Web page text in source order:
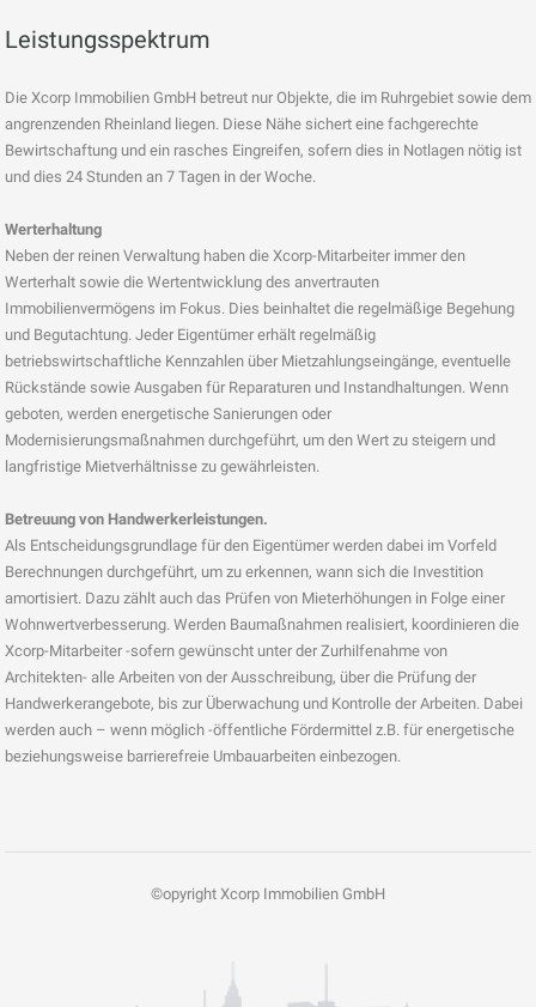
Leistungsspektrum
Die Xcorp Immobilien GmbH betreut nur Objekte, die im Ruhrgebiet sowie dem
angrenzenden Rheinland liegen. Diese Nähe sichert eine fachgerechte
Bewirtschaftung und ein rasches Eingreifen, sofern dies in Notlagen nötig ist
und dies 24 Stunden an 7 Tagen in der Woche.
Werterhaltung
Neben der reinen Verwaltung haben die Xcorp-Mitarbeiter immer den
Werterhalt sowie die Wertentwicklung des anvertrauten
Immobilienvermögens im Fokus. Dies beinhaltet die regelmäßige Begehung
und Begutachtung. Jeder Eigentümer erhält regelmäßig
betriebswirtschaftliche Kennzahlen über Mietzahlungseingänge, eventuelle
Rückstände sowie Ausgaben für Reparaturen und Instandhaltungen. Wenn
geboten, werden energetische Sanierungen oder
Modernisierungsmaßnahmen durchgeführt, um den Wert zu steigern und
langfristige Mietverhältnisse zu gewährleisten.
Betreuung von Handwerkerleistungen.
Als Entscheidungsgrundlage für den Eigentümer werden dabei im Vorfeld
Berechnungen durchgeführt, um zu erkennen, wann sich die Investition
amortisiert. Dazu zählt auch das Prüfen von Mieterhöhungen in Folge einer
Wohnwertverbesserung. Werden Baumaßnahmen realisiert, koordinieren die
Xcorp-Mitarbeiter -sofern gewünscht unter der Zurhilfenahme von
Architekten- alle Arbeiten von der Ausschreibung, über die Prüfung der
Handwerkerangebote, bis zur Überwachung und Kontrolle der Arbeiten. Dabei
werden auch – wenn möglich -öffentliche Fördermittel z.B. für energetische
beziehungsweise barrierefreie Umbauarbeiten einbezogen.
©opyright Xcorp Immobilien GmbH